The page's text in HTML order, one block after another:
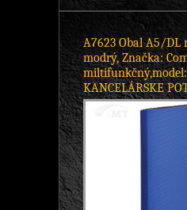
A7623 Obal A5/
modrý, Značka:
KANCELÁRSKE